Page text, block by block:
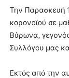
Την Παρασκευή
κορονοϊού σε
Βύρωνα,
Συλλόγου μας
Εκτός από την